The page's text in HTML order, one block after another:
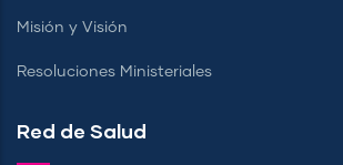
Misión y Visión
Resoluciones Ministeriales
Red de Salud